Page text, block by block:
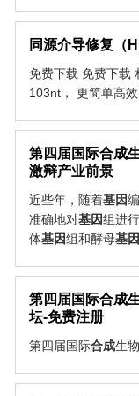
同源介导修复（
免费下载 免费下载
103nt， 更简单高
第四届国际合成
激辩产业前景
近些年，随着基因
准确地对基因组进
体基因组和酵母基因
第四届国际合成
坛-免费注册
第四届国际合成生